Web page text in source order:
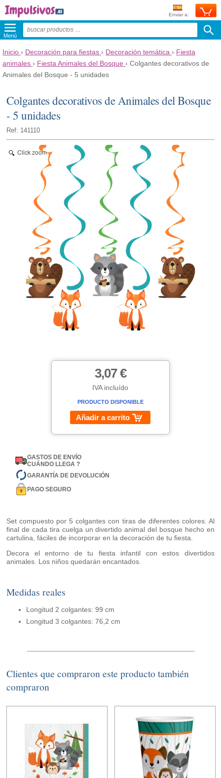
Enviar a:
Menú
Inicio › Decoración para fiestas › Decoración temática › Fiesta
animales › Fiesta Animales del Bosque › Colgantes decorativos de
Animales del Bosque - 5 unidades
Colgantes decorativos de Animales del Bosque
- 5 unidades
Ref: 141110
Click zoom
3,07 €
IVA incluído
PRODUCTO DISPONIBLE
Añadir a carrito
GASTOS DE ENVÍO
CUÁNDO LLEGA ?
GARANTÍA DE DEVOLUCIÓN
PAGO SEGURO
Set compuesto por 5 colgantes con tiras de diferentes colores. Al
final de cada tira cuelga un divertido animal del bosque hecho en
cartulina, fáciles de incorporar en la decoración de tu fiesta.
Decora el entorno de tu fiesta infantil con estos divertidos
animales. Los niños quedarán encantados.
Medidas reales
Longitud 2 colgantes: 99 cm
Longitud 3 colgantes: 76,2 cm
Clientes que compraron este producto también
compraron